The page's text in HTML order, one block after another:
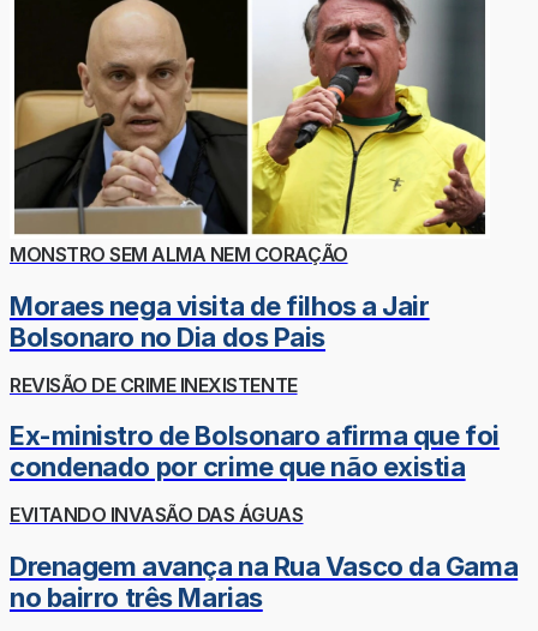
MONSTRO SEM ALMA NEM CORAÇÃO
Moraes nega visita de filhos a Jair
Bolsonaro no Dia dos Pais
REVISÃO DE CRIME INEXISTENTE
Ex-ministro de Bolsonaro afirma que foi
condenado por crime que não existia
EVITANDO INVASÃO DAS ÁGUAS
Drenagem avança na Rua Vasco da Gama
no bairro três Marias